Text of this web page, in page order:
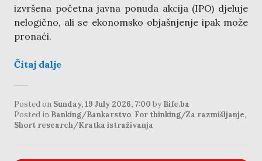
izvršena početna javna ponuda akcija (IPO) djeluje
nelogično, ali se ekonomsko objašnjenje ipak može
pronaći.
Čitaj dalje
Posted on Sunday, 19 July 2026, 7:00 by Bife.ba
Posted in Banking/Bankarstvo, For thinking/Za razmišljanje,
Short research/Kratka istraživanja